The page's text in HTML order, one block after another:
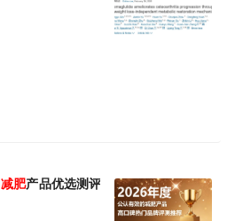
减肥产品优选测评榜：左旋肉碱 + 柑橘多